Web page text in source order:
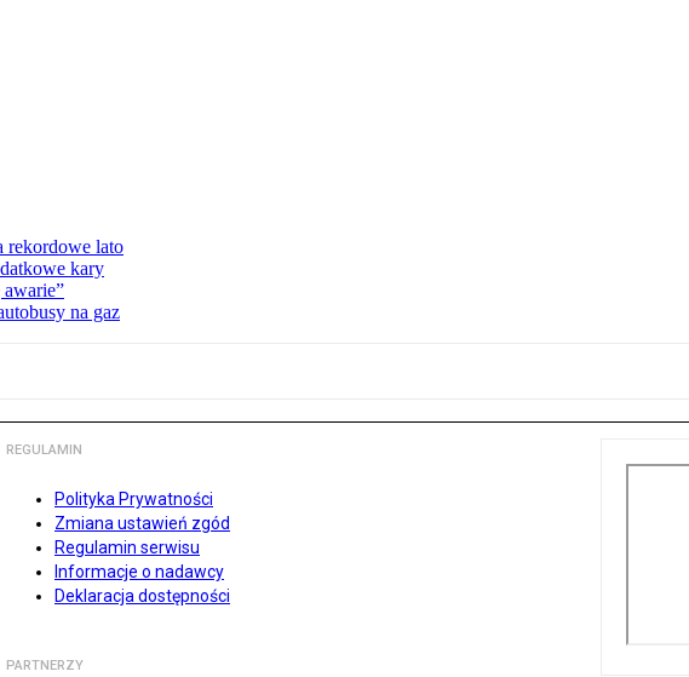
rekordowe lato
kary
awarie”
na gaz
REGULAMIN
Polityka Prywatności
Zmiana ustawień zgód
Regulamin serwisu
Informacje o nadawcy
Deklaracja dostępności
PARTNERZY